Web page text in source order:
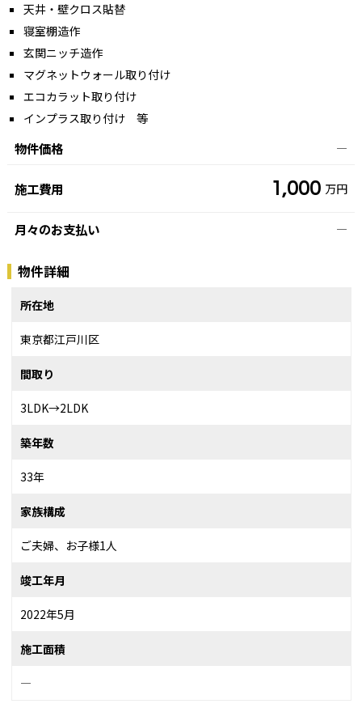
天井・壁クロス貼替
寝室棚造作
玄関ニッチ造作
マグネットウォール取り付け
エコカラット取り付け
インプラス取り付け 等
物件価格 ―
施工費用 1,000 万円
月々のお支払い ―
物件詳細
所在地
東京都江戸川区
間取り
3LDK→2LDK
築年数
33年
家族構成
ご夫婦、お子様1人
竣工年月
2022年5月
施工面積
―